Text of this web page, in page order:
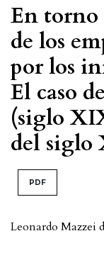
En torno
de los
por los
El caso
(siglo
del siglo
PDF
Leonardo Mazzei